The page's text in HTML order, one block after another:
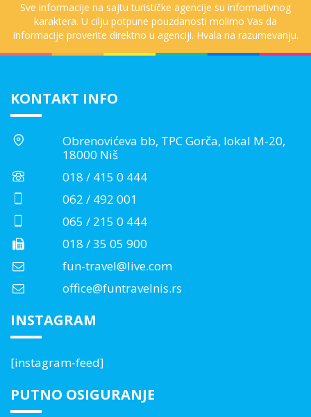
Sve informacije na sajtu turističke agencije su informativnog
karaktera. U cilju potpune pouzdanosti molimo Vas da
informacije proverite direktno u agenciji. Hvala na razumevanju.
KONTAKT INFO
Obrenovićeva bb, TPC Gorča, lokal M-20,
18000 Niš
018 / 415 0 444
062 / 492 001
065 / 215 0 444
018 / 35 05 900
fun-travel@live.com
office@funtravelnis.rs
INSTAGRAM
[instagram-feed]
PUTNO OSIGURANJE